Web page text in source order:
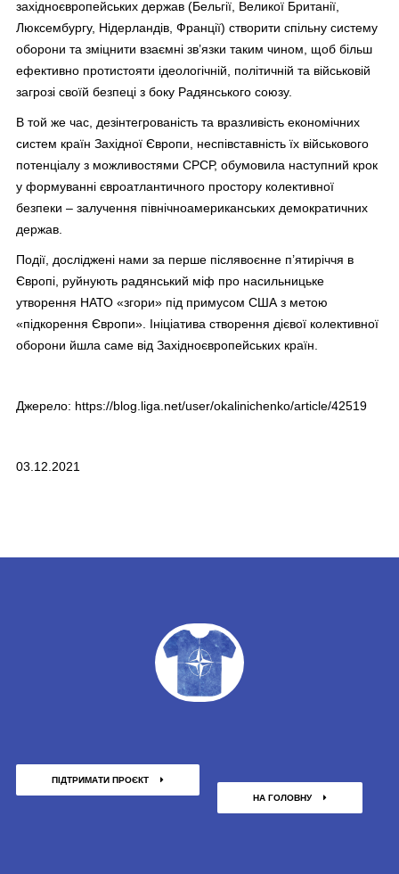
західноєвропейських держав (Бельгії, Великої Британії,
Люксембургу, Нідерландів, Франції) створити спільну систему
оборони та зміцнити взаємні зв’язки таким чином, щоб більш
ефективно протистояти ідеологічній, політичній та військовій
загрозі своїй безпеці з боку Радянського союзу.
В той же час, дезінтегрованість та вразливість економічних
систем країн Західної Європи, неспівставність їх військового
потенціалу з можливостями СРСР, обумовила наступний крок
у формуванні євроатлантичного простору колективної
безпеки – залучення північноамериканських демократичних
держав.
Події, досліджені нами за перше післявоєнне п’ятиріччя в
Європі, руйнують радянський міф про насильницьке
утворення НАТО «згори» під примусом США з метою
«підкорення Європи». Ініціатива створення дієвої колективної
оборони йшла саме від Західноєвропейських країн.
Джерело: https://blog.liga.net/user/okalinichenko/article/42519
03.12.2021
ПІДТРИМАТИ ПРОЄКТ
НА ГОЛОВНУ